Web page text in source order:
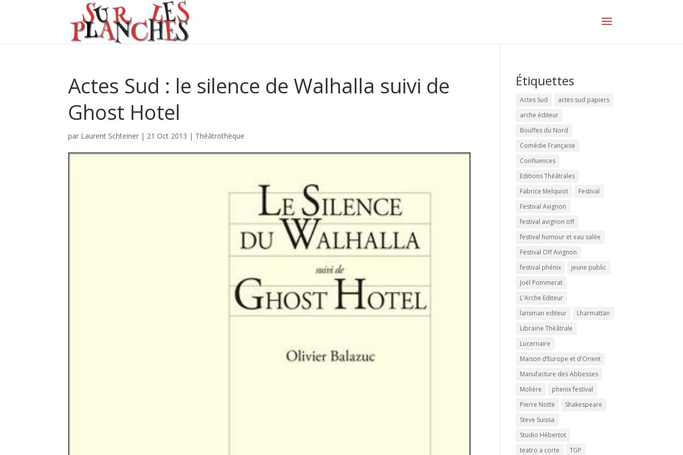
Actes Sud : le silence de Walhalla suivi de
Ghost Hotel
par Laurent Schteiner | 21 Oct 2013 | Théâtrothèque
Étiquettes
Actes Sud
actes sud papiers
arche éditeur
Bouffes du Nord
Comédie Française
Confluences
Editions Théâtrales
Fabrice Melquiot
Festival
Festival Avignon
festival avignon off
festival humour et eau salée
Festival Off Avignon
festival phénix
jeune public
Joël Pommerat
L'Arche Editeur
lansman editeur
Lharmattan
Librairie Théâtrale
Lucernaire
Maison d’Europe et d'Orient
Manufacture des Abbesses
Molière
phenix festival
Pierre Notte
Shakespeare
Steve Suissa
Studio Hébertot
teatro a corte
TGP